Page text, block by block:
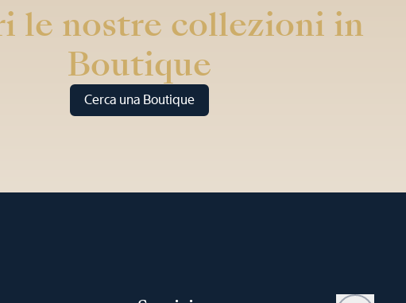
le nostre collezioni in
Boutique
Cerca una Boutique